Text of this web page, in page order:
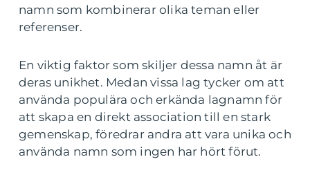
namn som kombinerar olika teman eller
referenser.
En viktig faktor som skiljer dessa namn åt är
deras unikhet. Medan vissa lag tycker om att
använda populära och erkända lagnamn för
att skapa en direkt association till en stark
gemenskap, föredrar andra att vara unika och
använda namn som ingen har hört förut.